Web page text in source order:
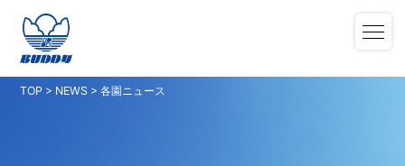
TOP > NEWS >各園ニュース